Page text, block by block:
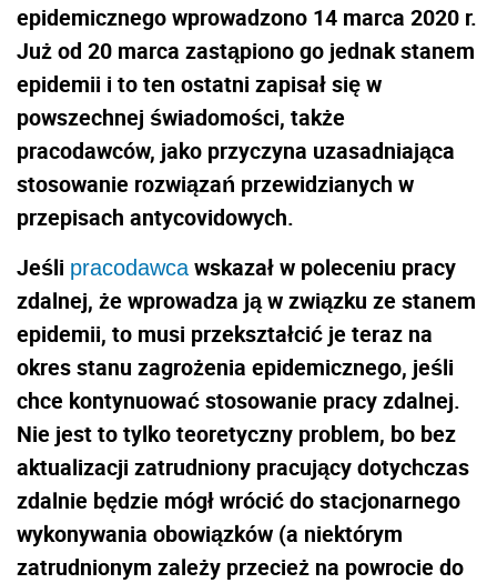
epidemicznego wprowadzono 14 marca 2020 r.
Już od 20 marca zastąpiono go jednak stanem
epidemii i to ten ostatni zapisał się w
powszechnej świadomości, także
pracodawców, jako przyczyna uzasadniająca
stosowanie rozwiązań przewidzianych w
przepisach antycovidowych.
Jeśli pracodawcawskazał w poleceniu pracy
zdalnej, że wprowadza ją w związku ze stanem
epidemii, to musi przekształcić je teraz na
okres stanu zagrożenia epidemicznego, jeśli
chce kontynuować stosowanie pracy zdalnej.
Nie jest to tylko teoretyczny problem, bo bez
aktualizacji zatrudniony pracujący dotychczas
zdalnie będzie mógł wrócić do stacjonarnego
wykonywania obowiązków (a niektórym
zatrudnionym zależy przecież na powrocie do